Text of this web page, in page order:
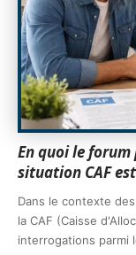
En quoi le
situation CAF
Dans le contexte
la CAF (Caisse
interrogations parmi